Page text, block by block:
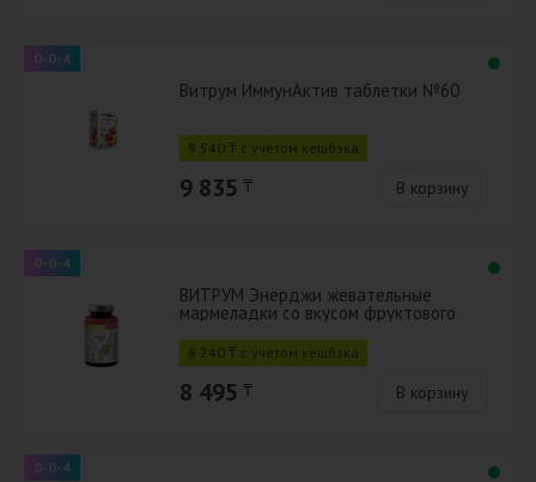
0-0-4
Витрум ИммунАктив таблетки №60
9 540 ₸ с учётом кешбэка
9 835 ₸ В корзину
0-0-4
ВИТРУМ Энерджи жевательные
мармеладки со вкусом фруктового
8 240 ₸ с учётом кешбэка
8 495 ₸ В корзину
0-0-4